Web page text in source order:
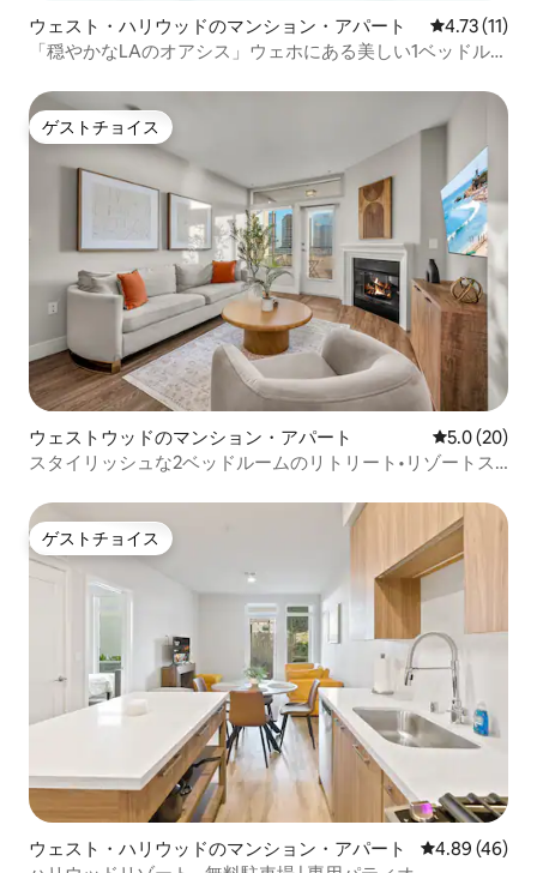
ウェスト・ハリウッドのマンション・アパート レビュー11
4.73 (11)
「穏やかなLAのオアシス」ウェホにある美しい1ベッドルー
ゲストチョイス
ゲストチョイス
ウェストウッドのマンション・アパート レビュー20
5.0 (20)
スタイリッシュな2ベッドルームのリトリート•リゾートス
ゲストチョイス
ゲストチョイス
ウェスト・ハリウッドのマンション・アパート レビュー46
4.89 (46)